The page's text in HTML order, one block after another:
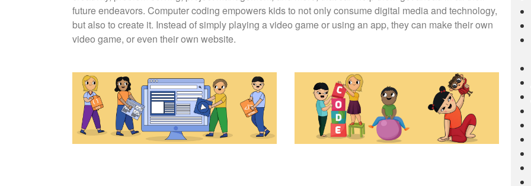
future endeavors. Computer coding empowers kids to not only consume digital media and technology,
but also to create it. Instead of simply playing a video game or using an app, they can make their own
video game, or even their own website.